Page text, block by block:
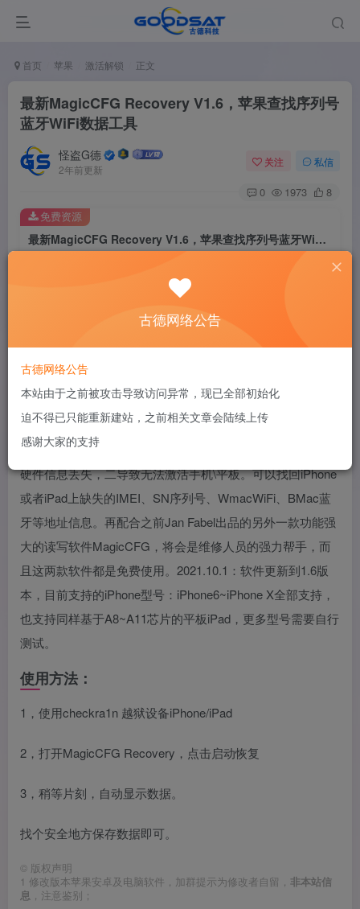
首页 苹果 激活解锁 正文
最新MagicCFG Recovery V1.6，苹果查找序列号
蓝牙WiFi数据工具
怪盗G德
2年前更新
关注 私信
0 1973 8
最新MagicCFG Recovery V1.6，苹果查找序列号蓝牙WiFi数据工具
登录查看
免费资源
MagicCFG Recovery是由Jan Fabel 开发的一款Mac下的数
据维修软件。这款软件是专门给维修人员使用的一款非常棒
的工具，特别适合一些机器经过维修或者其他原因导致部分
硬件信息丢失，二导致无法激活手机\平板。可以找回iPhone
或者iPad上缺失的IMEI、SN序列号、WmacWiFi、BMac蓝
牙等地址信息。再配合之前Jan Fabel出品的另外一款功能强
大的读写软件MagicCFG，将会是维修人员的强力帮手，而
且这两款软件都是免费使用。2021.10.1：软件更新到1.6版
本，目前支持的iPhone型号：iPhone6~iPhone X全部支持，
也支持同样基于A8~A11芯片的平板iPad，更多型号需要自行
测试。
使用方法：
1，使用checkra1n 越狱设备iPhone/iPad
2，打开MagicCFG Recovery，点击启动恢复
3，稍等片刻，自动显示数据。
找个安全地方保存数据即可。
© 版权声明
1 修改版本苹果安卓及电脑软件，加群提示为修改者自留， 非本站信
息 ，注意鉴别；
古德网络公告
古德网络公告
本站由于之前被攻击导致访问异常，现已全部初始化
迫不得已只能重新建站，之前相关文章会陆续上传
感谢大家的支持